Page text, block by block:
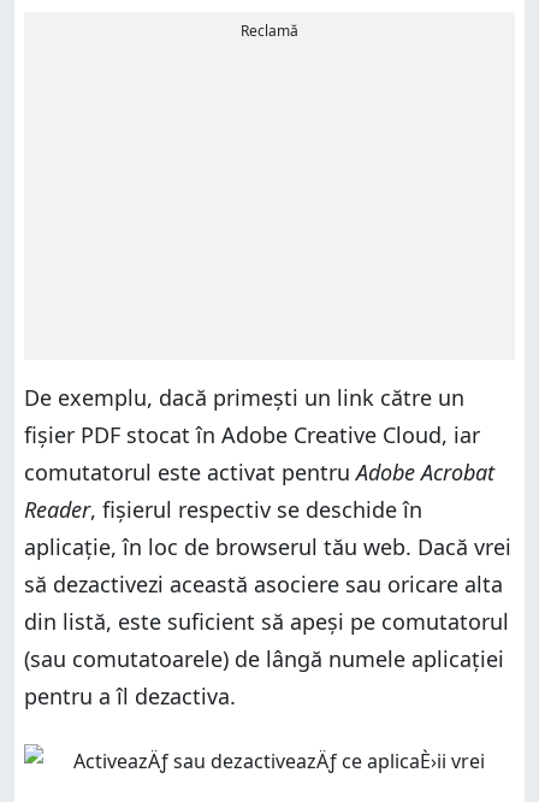
Reclamă
De exemplu, dacă primești un link către un
fișier PDF stocat în Adobe Creative Cloud, iar
comutatorul este activat pentruAdobe Acrobat
Reader, fișierul respectiv se deschide în
aplicație, în loc de browserul tău web. Dacă vrei
să dezactivezi această asociere sau oricare alta
din listă, este suficient să apeși pe comutatorul
(sau comutatoarele) de lângă numele aplicației
pentru a îl dezactiva.